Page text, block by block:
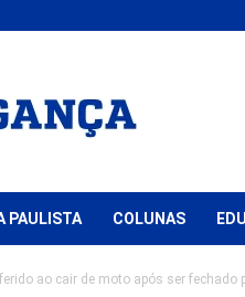
PAULISTA COLUNAS
ao cair de moto após ser fechado